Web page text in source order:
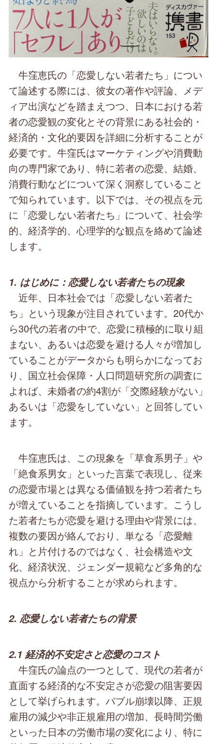
牛窪恵氏の「恋愛しない若者たち」につい
て論述する際には、彼女の著作や評論、メデ
ィア出演などを踏まえつつ、日本における若
者の恋愛観の変化とその背景にある社会的・
経済的・文化的要因を詳細に分析することが
必要です。牛窪氏はマーケティングや消費動
向の専門家であり、特に若者の恋愛、結婚、
消費行動などについて深く洞察していること
で知られています。以下では、その視点を元
に「恋愛しない若者たち」について、社会学
的、経済学的、心理学的な観点を絡めて論述
します。
1. はじめに：恋愛しない若者たちの現象
近年、日本社会では「恋愛しない若者た
ち」という現象が注目されています。20代か
ら30代の若者の中で、恋愛に積極的に取り組
まない、あるいは恋愛を避ける人々が増加し
ていることがデータからも明らかになってお
り、国立社会保障・人口問題研究所の調査に
よれば、未婚者の約4割が「交際経験がない」
あるいは「恋愛をしていない」と回答してい
ます。
牛窪恵氏は、この現象を「草食系男子」や
「絶食系男女」といった言葉で表現し、従来
の恋愛市場とは異なる価値観を持つ若者たち
が増えていることを指摘しています。こうし
た若者たちが恋愛を避ける理由や背景には、
複数の要因が絡んでおり、単なる「恋愛離
れ」と片付けるのではなく、社会構造や文
化、経済状況、ジェンダー規範など多角的な
視点から分析することが求められます。
2. 恋愛しない若者たちの背景
2.1 経済的不安定さと恋愛のコスト
牛窪氏の論点の一つとして、現代の若者が
直面する経済的な不安定さが恋愛の阻害要因
として挙げられます。バブル崩壊以降、正規
雇用の減少や非正規雇用の増加、長時間労働
といった日本の労働市場の変化により、特に